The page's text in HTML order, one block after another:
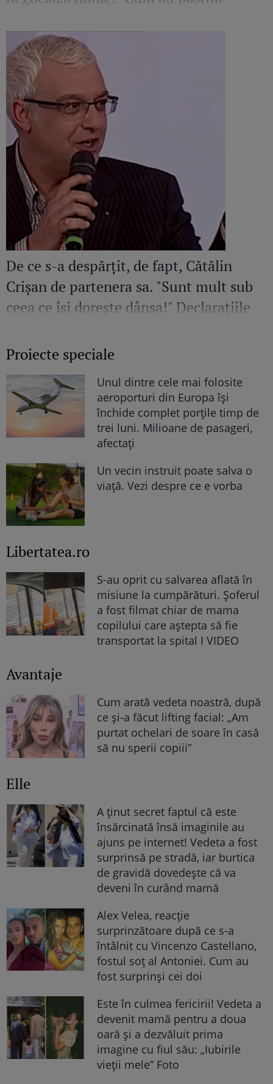
De ce s-a despărțit, de fapt, Cătălin
Crișan de partenera sa. "Sunt mult sub
ceea ce își dorește dânsa!" Declarațiile
Proiecte speciale
Unul dintre cele mai folosite
aeroporturi din Europa își
închide complet porțile timp de
trei luni. Milioane de pasageri,
afectați
Un vecin instruit poate salva o
viață. Vezi despre ce e vorba
Libertatea.ro
S-au oprit cu salvarea aflată în
misiune la cumpărături. Șoferul
a fost filmat chiar de mama
copilului care aștepta să fie
transportat la spital I VIDEO
Avantaje
Cum arată vedeta noastră, după
ce și-a făcut lifting facial: „Am
purtat ochelari de soare în casă
să nu sperii copiii”
Elle
A ținut secret faptul că este
însărcinată însă imaginile au
ajuns pe internet! Vedeta a fost
surprinsă pe stradă, iar burtica
de gravidă dovedește că va
deveni în curând mamă
Alex Velea, reacție
surprinzătoare după ce s-a
întâlnit cu Vincenzo Castellano,
fostul soț al Antoniei. Cum au
fost surprinși cei doi
Este în culmea fericirii! Vedeta a
devenit mamă pentru a doua
oară și a dezvăluit prima
imagine cu fiul său: „Iubirile
vieții mele” Foto